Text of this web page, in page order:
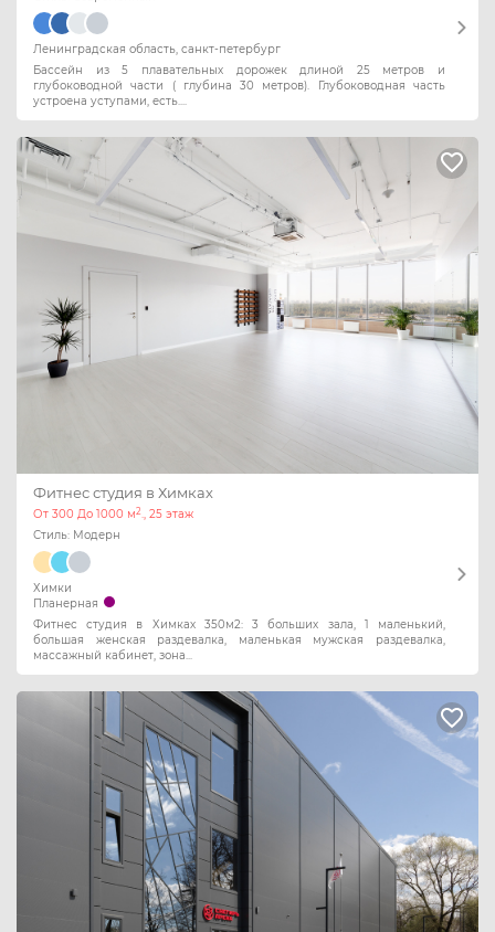
Ленинградская область, санкт-петербург
Бассейн из 5 плавательных дорожек длиной 25 метров и
глубоководной части ( глубина 30 метров). Глубоководная часть
устроена уступами, есть....
Фитнес студия в Химках
От 300 До 1000 м2., 25 этаж
Стиль: Модерн
Химки
Планерная
Фитнес студия в Химках 350м2: 3 больших зала, 1 маленький,
большая женская раздевалка, маленькая мужская раздевалка,
массажный кабинет, зона...